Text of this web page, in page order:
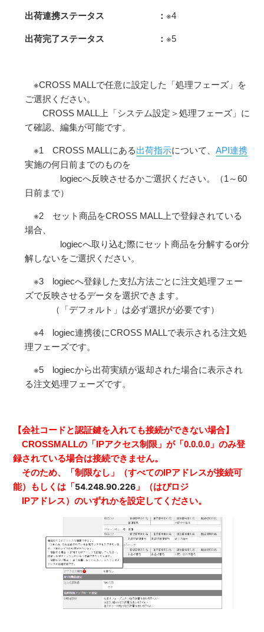
出荷連携ステータス ：※4
出荷完了ステータス ：※5
※CROSS MALLで任意に設定した「処理フェーズ」を
ご選択ください。
CROSS MALL上「システム設定＞処理フェーズ」に
て確認、編集が可能です。
※1 CROSS MALLにある出荷指示について、API連携
実施の何日前までのものを
logiecへ反映させるかご選択ください。（1～60
日前まで）
※2 セット商品をCROSS MALL上で登録されている
場合、
logiecへ取り込む際にセット商品を分解するor分
解しないをご選択ください。
※3 logiecへ登録した支払方法ごとに注文処理フェー
ズで反映させるデータを選択できます。
（「デフォルト」は必ず選択が必要です）
※4 logiec連携後にCROSS MALLで表示される注文処
理フェーズです。
※5 logiecから出荷実績が返却された場合に表示され
る注文処理フェーズです。
【会社コードと認証鍵を入れても接続ができない場合】
CROSSMALLの「IPアクセス制限」が「0.0.0.0」のみ登
録されている場合は接続できません。
そのため、「制限なし」（すべてのIPアドレスが接続可
能）もしくは「54.248.90.226 」（はぴロジ
IPアドレス）のいずれかを設定してください。